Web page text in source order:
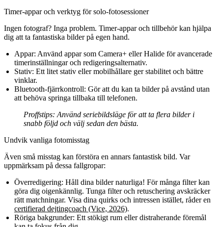
Timer-appar och verktyg för solo-fotosessioner
Ingen fotograf? Inga problem. Timer-appar och tillbehör kan hjälpa
dig att ta fantastiska bilder på egen hand.
Appar: Använd appar som Camera+ eller Halide för avancerade
timerinställningar och redigeringsalternativ.
Stativ: Ett litet stativ eller mobilhållare ger stabilitet och bättre
vinklar.
Bluetooth-fjärrkontroll: Gör att du kan ta bilder på avstånd utan
att behöva springa tillbaka till telefonen.
Proffstips: Använd seriebildsläge för att ta flera bilder i
snabb följd och välj sedan den bästa.
Undvik vanliga fotomisstag
Även små misstag kan förstöra en annars fantastisk bild. Var
uppmärksam på dessa fallgropar:
Överredigering: Håll dina bilder naturliga! För många filter kan
göra dig oigenkännlig. Tunga filter och retuschering avskräcker
rätt matchningar. Visa dina quirks och intressen istället, råder en
certifierad dejtingcoach (Vice, 2026).
Röriga bakgrunder: Ett stökigt rum eller distraherande föremål